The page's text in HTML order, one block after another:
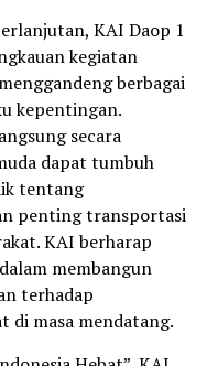
KAI Daop 1
kegiatan
berbagai
kepentingan.
secara
dapat tumbuh
tentang
penting transportasi
KAI berharap
membangun
terhadap
di masa mendatang.